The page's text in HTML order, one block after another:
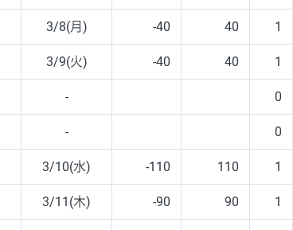
3/8(月) -40 40 1
3/9(火) -40 40 1
- 0
- 0
3/10(水) -110 110 1
3/11(木) -90 90 1